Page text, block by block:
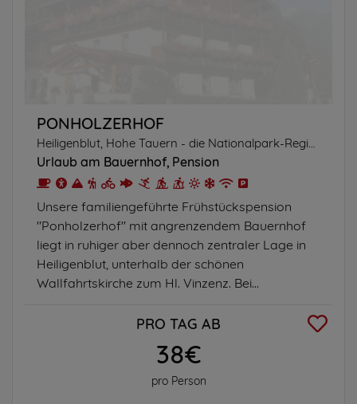
PONHOLZERHOF
Urlaub am Bauernhof Pension
Unsere familiengeführte Frühstückspension
"Ponholzerhof" mit angrenzendem Bauernhof
liegt in ruhiger aber dennoch zentraler Lage in
Heiligenblut, unterhalb der schönen
Wallfahrtskirche zum Hl. Vinzenz. Bei...
PRO TAG AB
38€
pro Person